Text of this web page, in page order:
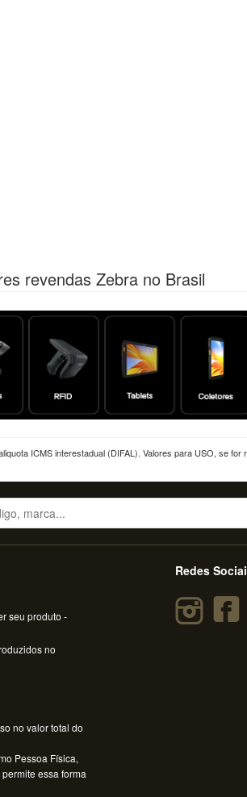
revendas Zebra no Brasil
ICMS interestadual (DIFAL). Valores para USO, se
seu produto -
no
no valor total do
Pessoa Física,
essa forma
Redes